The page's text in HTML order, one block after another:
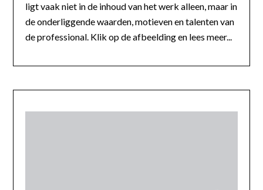
ligt vaak niet in de inhoud van het werk alleen, maar in
de onderliggende waarden, motieven en talenten van
de professional. Klik op de afbeelding en lees meer...